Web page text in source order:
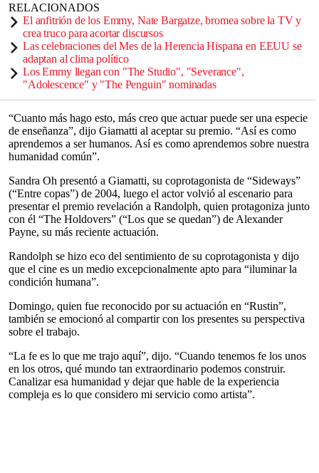
RELACIONADOS
El anfitrión de los Emmy, Nate Bargatze, bromea sobre la TV y
crea truco para acortar discursos
Las celebraciones del Mes de la Herencia Hispana en EEUU se
adaptan al clima político
Los Emmy llegan con "The Studio", "Severance",
"Adolescence" y "The Penguin" nominadas
“Cuanto más hago esto, más creo que actuar puede ser una especie
de enseñanza”, dijo Giamatti al aceptar su premio. “Así es como
aprendemos a ser humanos. Así es como aprendemos sobre nuestra
humanidad común”.
Sandra Oh presentó a Giamatti, su coprotagonista de “Sideways”
(“Entre copas”) de 2004, luego el actor volvió al escenario para
presentar el premio revelación a Randolph, quien protagoniza junto
con él “The Holdovers” (“Los que se quedan”) de Alexander
Payne, su más reciente actuación.
Randolph se hizo eco del sentimiento de su coprotagonista y dijo
que el cine es un medio excepcionalmente apto para “iluminar la
condición humana”.
Domingo, quien fue reconocido por su actuación en “Rustin”,
también se emocionó al compartir con los presentes su perspectiva
sobre el trabajo.
“La fe es lo que me trajo aquí”, dijo. “Cuando tenemos fe los unos
en los otros, qué mundo tan extraordinario podemos construir.
Canalizar esa humanidad y dejar que hable de la experiencia
compleja es lo que considero mi servicio como artista”.